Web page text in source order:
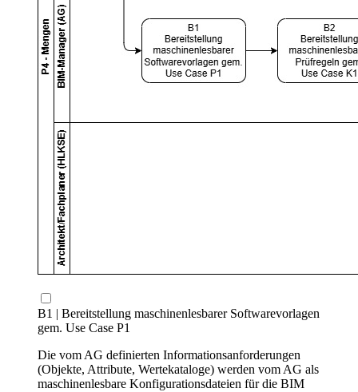
B1 | Bereitstellung maschinenlesbarer Softwarevorlagen
gem. Use Case P1
Die vom AG definierten Informationsanforderungen
(Objekte, Attribute, Wertekataloge) werden vom AG als
maschinenlesbare Konfigurationsdateien für die BIM